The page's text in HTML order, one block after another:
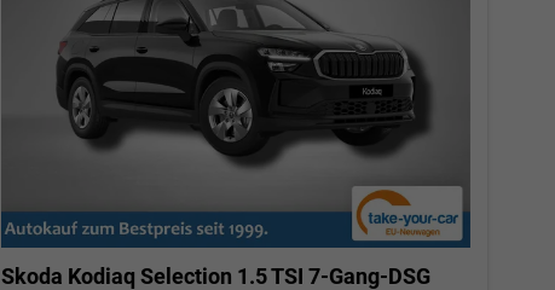
Skoda Kodiaq Selection 1.5 TSI 7-Gang-DSG